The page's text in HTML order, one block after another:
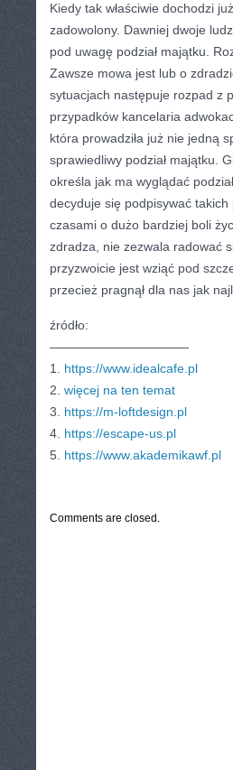
Kiedy tak właściwie dochodzi
zadowolony. Dawniej dwoje
pod uwagę podział majątku.
Zawsze mowa jest lub o
sytuacjach następuje rozpad z
przypadków kancelaria
która prowadziła już nie jedną
sprawiedliwy podział majątku.
określa jak ma wyglądać
decyduje się podpisywać
czasami o dużo bardziej boli
zdradza, nie zezwala radować
przyzwoicie jest wziąć pod
przecież pragnął dla nas jak
źródło:
———————————
1. https://www.idealcafe.pl
2. więcej na ten temat
3. https://m-loftdesign.pl
4. https://escape-us.pl
5. https://www.akademikawf.pl
Comments are closed.